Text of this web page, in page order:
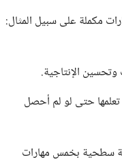
مكملة على سبيل المثال:
الإنتاجية.
حتى لو لم أحصل
سطحية بخمس مهارات